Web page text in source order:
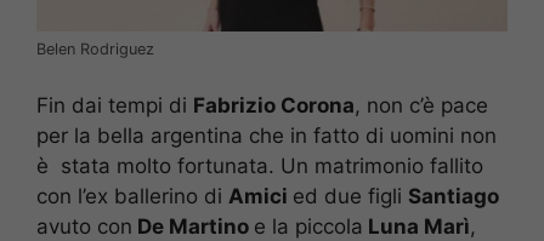
Belen Rodriguez
Fin dai tempi di Fabrizio Corona, non c’è pace
per la bella argentina che in fatto di uomini non
è stata molto fortunata. Un matrimonio fallito
con l’ex ballerino di Amici ed due figli Santiago
avuto con De Martino e la piccola Luna Marì,